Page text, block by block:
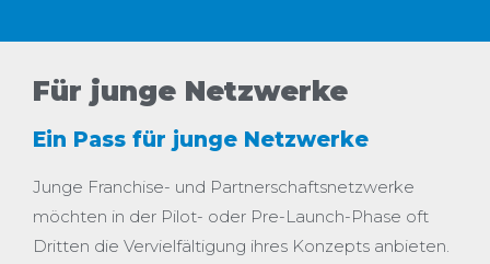
Für junge Netzwerke
Ein Pass für junge Netzwerke
Junge Franchise- und Partnerschaftsnetzwerke
möchten in der Pilot- oder Pre-Launch-Phase oft
Dritten die Vervielfältigung ihres Konzepts anbieten.